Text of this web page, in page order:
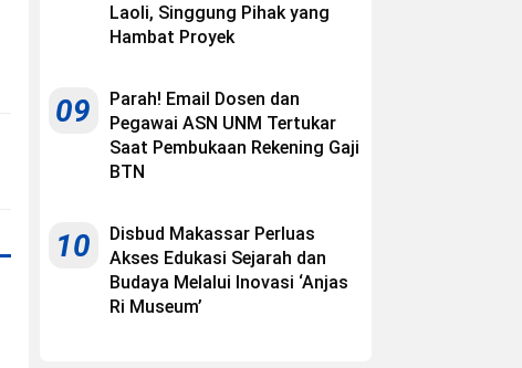
Laoli, Singgung Pihak yang
Hambat Proyek
09
Parah! Email Dosen dan
Pegawai ASN UNM Tertukar
Saat Pembukaan Rekening Gaji
BTN
10
Disbud Makassar Perluas
Akses Edukasi Sejarah dan
Budaya Melalui Inovasi ‘Anjas
Ri Museum’